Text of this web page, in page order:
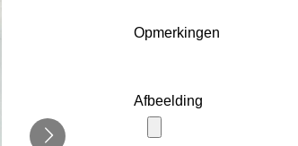
Opmerkingen
Afbeelding